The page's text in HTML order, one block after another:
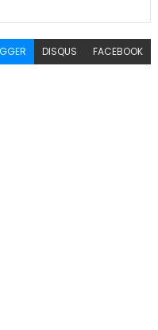
DISQUS FACEBOOK